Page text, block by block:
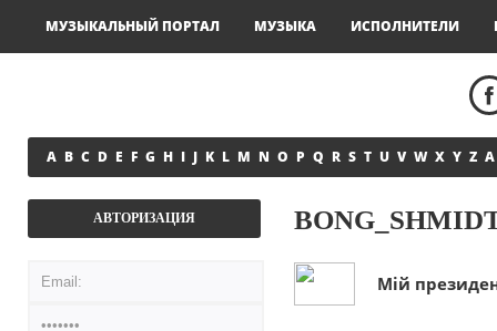
МУЗЫКАЛЬНЫЙ ПОРТАЛ МУЗЫКА ИСПОЛНИТЕЛИ
A B C D E F G H I J K L M N O P Q R S T U V W X Y Z А
АВТОРИЗАЦИЯ
Мій